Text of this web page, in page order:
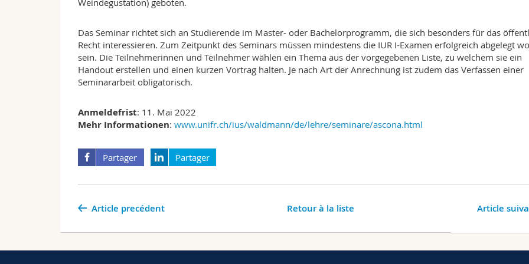
Weindegustation) geboten.
Das Seminar richtet sich an Studierende im Master- oder Bachelorprogramm, die sich besonders für das
Recht interessieren. Zum Zeitpunkt des Seminars müssen mindestens die IUR I-Examen erfolgreich abgelegt
sein. Die Teilnehmerinnen und Teilnehmer wählen ein Thema aus der vorgegebenen Liste, zu welchem sie ein
Handout erstellen und einen kurzen Vortrag halten. Je nach Art der Anrechnung ist zudem das Verfassen einer
Seminararbeit obligatorisch.
Anmeldefrist: 11. Mai 2022
Mehr Informationen: www.unifr.ch/ius/waldmann/de/lehre/seminare/ascona.html
Partager Partager
Article
Article precédent Retour à la liste